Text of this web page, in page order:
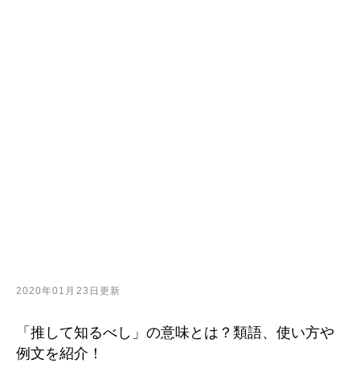
2020年01月23日更新
「推して知るべし」の意味とは？類語、使い方や
例文を紹介！